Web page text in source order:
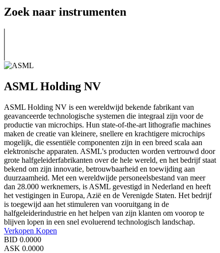
Zoek naar instrumenten
ASML Holding NV
ASML Holding NV is een wereldwijd bekende fabrikant van
geavanceerde technologische systemen die integraal zijn voor de
productie van microchips. Hun state-of-the-art lithografie machines
maken de creatie van kleinere, snellere en krachtigere microchips
mogelijk, die essentiële componenten zijn in een breed scala aan
elektronische apparaten. ASML's producten worden vertrouwd door
grote halfgeleiderfabrikanten over de hele wereld, en het bedrijf staat
bekend om zijn innovatie, betrouwbaarheid en toewijding aan
duurzaamheid. Met een wereldwijde personeelsbestand van meer
dan 28.000 werknemers, is ASML gevestigd in Nederland en heeft
het vestigingen in Europa, Azië en de Verenigde Staten. Het bedrijf
is toegewijd aan het stimuleren van vooruitgang in de
halfgeleiderindustrie en het helpen van zijn klanten om voorop te
blijven lopen in een snel evoluerend technologisch landschap.
Verkopen Kopen
BID 0.0000
ASK 0.0000